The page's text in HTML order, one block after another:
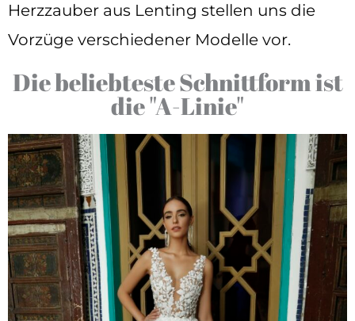
Herzzauber aus Lenting stellen uns die
Vorzüge verschiedener Modelle vor.
Die beliebteste Schnittform ist
die "A-Linie"